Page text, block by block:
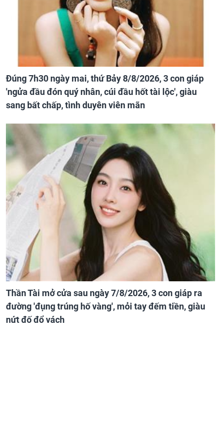
Đúng 7h30 ngày mai, thứ Bảy 8/8/2026, 3 con giáp
'ngửa đầu đón quý nhân, cúi đầu hốt tài lộc', giàu
sang bất chấp, tình duyên viên mãn
Thần Tài mở cửa sau ngày 7/8/2026, 3 con giáp ra
đường 'đụng trúng hố vàng', mỏi tay đếm tiền, giàu
nứt đố đổ vách